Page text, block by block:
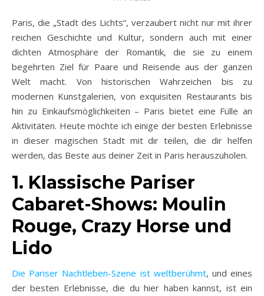
Paris, die „Stadt des Lichts“, verzaubert nicht nur mit ihrer
reichen Geschichte und Kultur, sondern auch mit einer
dichten Atmosphäre der Romantik, die sie zu einem
begehrten Ziel für Paare und Reisende aus der ganzen
Welt macht. Von historischen Wahrzeichen bis zu
modernen Kunstgalerien, von exquisiten Restaurants bis
hin zu Einkaufsmöglichkeiten – Paris bietet eine Fülle an
Aktivitäten. Heute möchte ich einige der besten Erlebnisse
in dieser magischen Stadt mit dir teilen, die dir helfen
werden, das Beste aus deiner Zeit in Paris herauszuholen.
1. Klassische Pariser
Cabaret-Shows: Moulin
Rouge, Crazy Horse und
Lido
Die Pariser Nachtleben-Szene ist weltberühmt, und eines
der besten Erlebnisse, die du hier haben kannst, ist ein